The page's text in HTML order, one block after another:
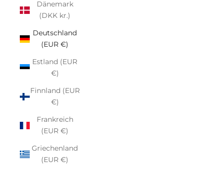
Dänemark
(DKK kr.)
Deutschland
(EUR €)
Estland (EUR
€)
Finnland (EUR
€)
Frankreich
(EUR €)
Griechenland
(EUR €)